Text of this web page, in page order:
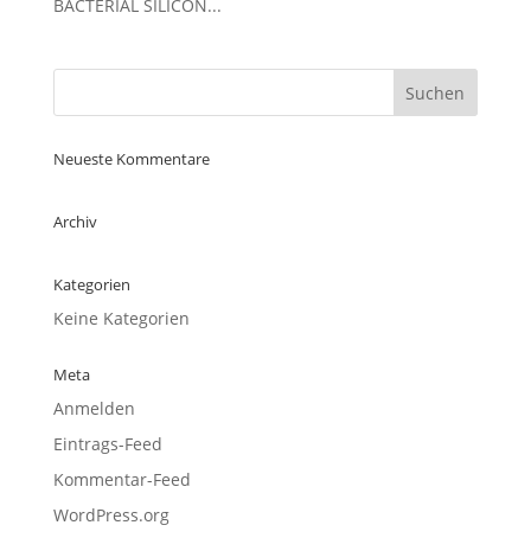
BACTERIAL SILICON...
Neueste Kommentare
Archiv
Kategorien
Keine Kategorien
Meta
Anmelden
Eintrags-Feed
Kommentar-Feed
WordPress.org